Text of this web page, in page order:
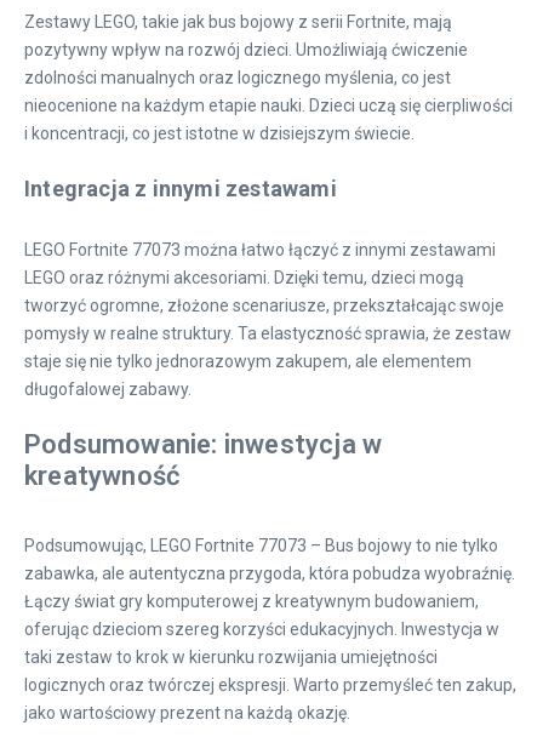
Zestawy LEGO, takie jak bus bojowy z serii Fortnite, mają
pozytywny wpływ na rozwój dzieci. Umożliwiają ćwiczenie
zdolności manualnych oraz logicznego myślenia, co jest
nieocenione na każdym etapie nauki. Dzieci uczą się cierpliwości
i koncentracji, co jest istotne w dzisiejszym świecie.
Integracja z innymi zestawami
LEGO Fortnite 77073 można łatwo łączyć z innymi zestawami
LEGO oraz różnymi akcesoriami. Dzięki temu, dzieci mogą
tworzyć ogromne, złożone scenariusze, przekształcając swoje
pomysły w realne struktury. Ta elastyczność sprawia, że zestaw
staje się nie tylko jednorazowym zakupem, ale elementem
długofalowej zabawy.
Podsumowanie: inwestycja w
kreatywność
Podsumowując, LEGO Fortnite 77073 – Bus bojowy to nie tylko
zabawka, ale autentyczna przygoda, która pobudza wyobraźnię.
Łączy świat gry komputerowej z kreatywnym budowaniem,
oferując dzieciom szereg korzyści edukacyjnych. Inwestycja w
taki zestaw to krok w kierunku rozwijania umiejętności
logicznych oraz twórczej ekspresji. Warto przemyśleć ten zakup,
jako wartościowy prezent na każdą okazję.